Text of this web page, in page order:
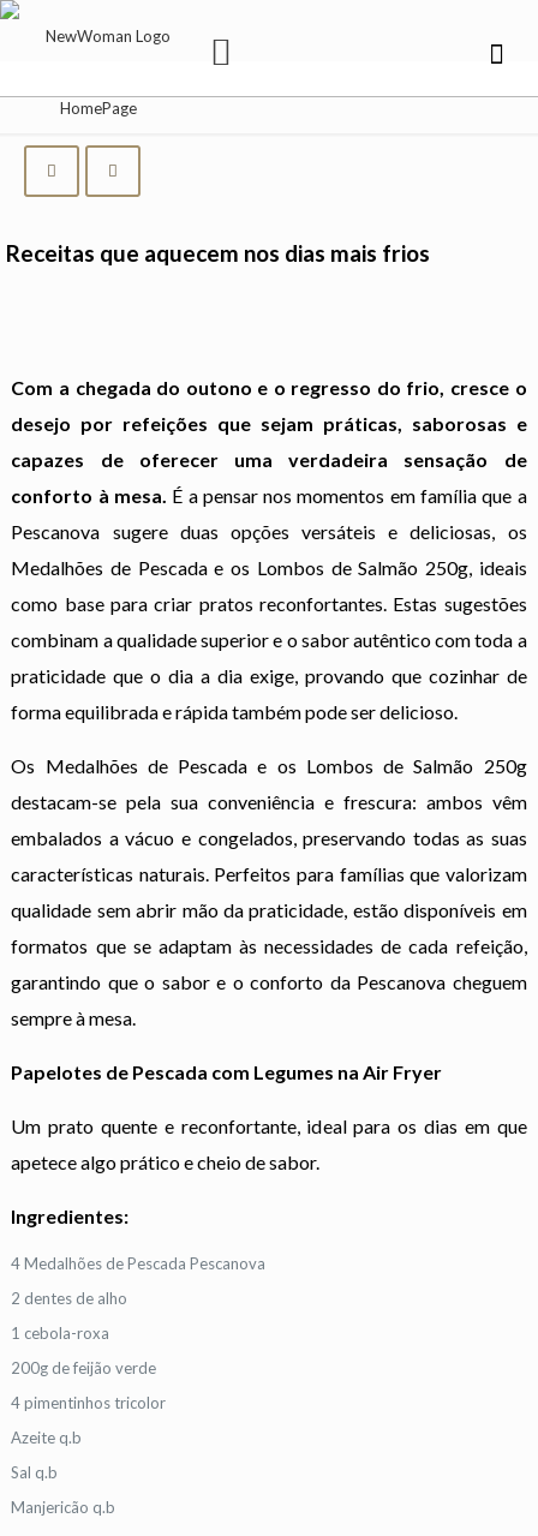
Receitas que aquecem nos dias mais frios
Com a chegada do outono e o regresso do frio, cresce o
desejo por refeições que sejam práticas, saborosas e
capazes de oferecer uma verdadeira sensação de
conforto à mesa. É a pensar nos momentos em família que a
Pescanova sugere duas opções versáteis e deliciosas, os
Medalhões de Pescada e os Lombos de Salmão 250g, ideais
como base para criar pratos reconfortantes. Estas sugestões
combinam a qualidade superior e o sabor autêntico com toda a
praticidade que o dia a dia exige, provando que cozinhar de
forma equilibrada e rápida também pode ser delicioso.
Os Medalhões de Pescada e os Lombos de Salmão 250g
destacam-se pela sua conveniência e frescura: ambos vêm
embalados a vácuo e congelados, preservando todas as suas
características naturais. Perfeitos para famílias que valorizam
qualidade sem abrir mão da praticidade, estão disponíveis em
formatos que se adaptam às necessidades de cada refeição,
garantindo que o sabor e o conforto da Pescanova cheguem
sempre à mesa.
Papelotes de Pescada com Legumes na Air Fryer
Um prato quente e reconfortante, ideal para os dias em que
apetece algo prático e cheio de sabor.
Ingredientes:
4 Medalhões de Pescada Pescanova
2 dentes de alho
1 cebola-roxa
200g de feijão verde
4 pimentinhos tricolor
Azeite q.b
Sal q.b
Manjericão q.b